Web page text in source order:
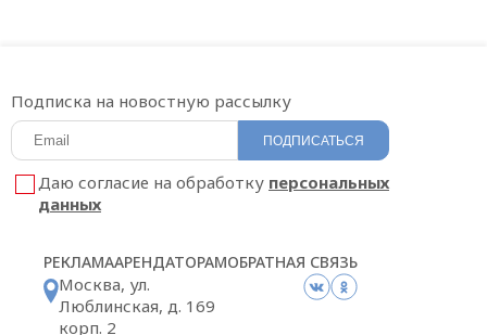
РЕКЛАМААРЕНДАТОРАМОБРАТНАЯ СВЯЗЬ
Москва, ул.
Люблинская, д. 169
корп. 2
Подписка на новостную рассылку
ПОДПИСАТЬСЯ
Даю согласие на обработку персональных
данных